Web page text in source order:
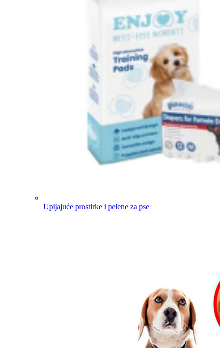
Upijajuće prostirke i pelene za pse